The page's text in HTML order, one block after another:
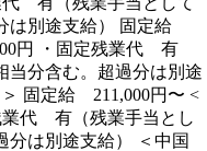
は別途支給） 固定給
円 ・固定残業代 有
当分含む。超過分は別途
固定給 211,000円〜 <
代 有（残業手当とし
分は別途支給） ＜中国